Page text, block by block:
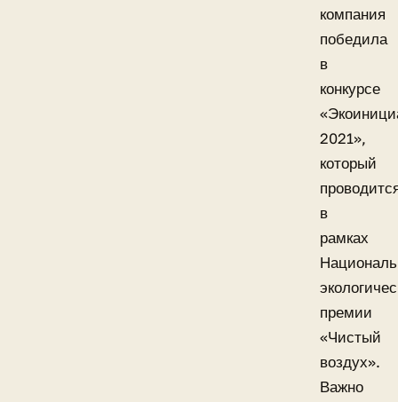
компания
победила
в
конкурсе
2021»,
который
в
рамках
премии
«Чистый
воздух».
Важно